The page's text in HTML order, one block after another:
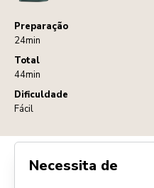
Preparação
24min
Total
44min
Dificuldade
Fácil
Necessita de